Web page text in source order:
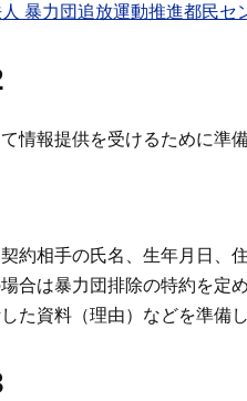
暴力団追放運動推進都民セ
情報提供を受けるために準
約相手の氏名、生年月日、
合は暴力団排除の特約を定
た資料（理由）などを準備